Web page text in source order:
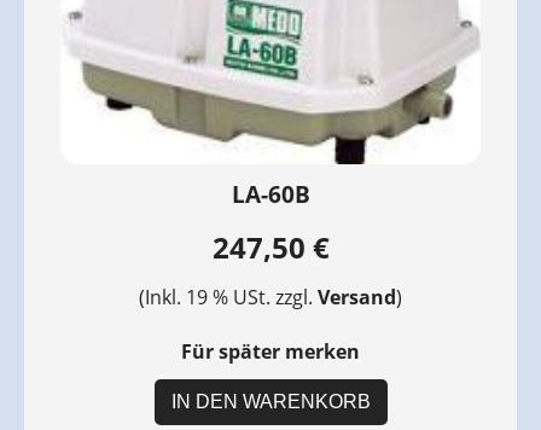
LA-60B
247,50 €
(Inkl. 19 % USt. zzgl. Versand)
Für später merken
IN DEN WARENKORB